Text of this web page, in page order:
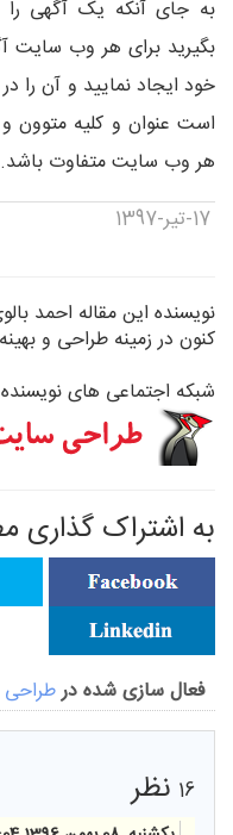
به جای آنکه یک آگهی
بگیرید برای هر وب سایت
خود ایجاد نمایید و آن را
است عنوان و کلیه متوون
هر وب سایت متفاوت باشد.
17-تیر-1397
نویسنده این مقاله احمد
کنون در زمینه طراحی و
شبکه اجتماعی های نویسنده
به اشتراک گذاری
فعال سازی شده در
16 نظر